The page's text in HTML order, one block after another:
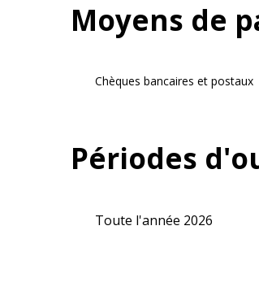
Moyens de
Chèques bancaires et postaux
Périodes
Toute l'année 2026